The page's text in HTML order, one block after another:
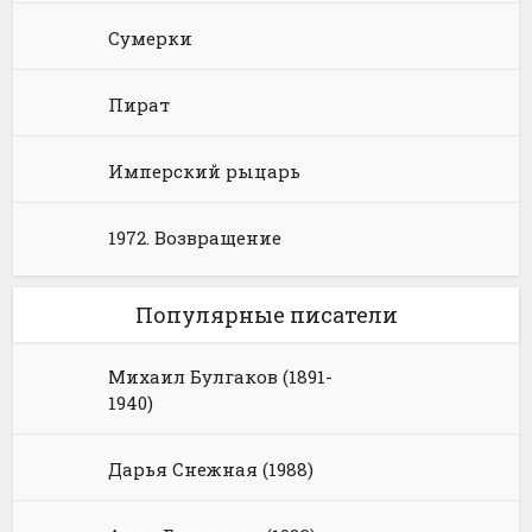
Сумерки
Пират
Имперский рыцарь
1972. Возвращение
Популярные писатели
Михаил Булгаков (1891-
1940)
Дарья Снежная (1988)